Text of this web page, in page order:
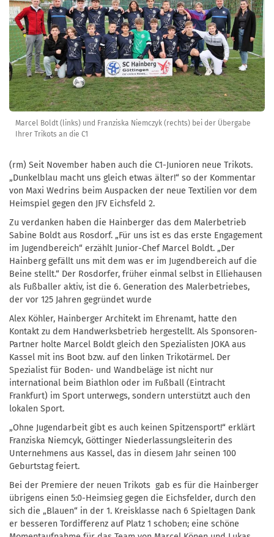
Marcel Boldt (links) und Franziska Niemczyk (rechts) bei der Übergabe
Ihrer Trikots an die C1
(rm) Seit November haben auch die C1-Junioren neue Trikots.
„Dunkelblau macht uns gleich etwas älter!“ so der Kommentar
von Maxi Wedrins beim Auspacken der neue Textilien vor dem
Heimspiel gegen den JFV Eichsfeld 2.
Zu verdanken haben die Hainberger das dem Malerbetrieb
Sabine Boldt aus Rosdorf. „Für uns ist es das erste Engagement
im Jugendbereich“ erzählt Junior-Chef Marcel Boldt. „Der
Hainberg gefällt uns mit dem was er im Jugendbereich auf die
Beine stellt.“ Der Rosdorfer, früher einmal selbst in Elliehausen
als Fußballer aktiv, ist die 6. Generation des Malerbetriebes,
der vor 125 Jahren gegründet wurde
Alex Köhler, Hainberger Architekt im Ehrenamt, hatte den
Kontakt zu dem Handwerksbetrieb hergestellt. Als Sponsoren-
Partner holte Marcel Boldt gleich den Spezialisten JOKA aus
Kassel mit ins Boot bzw. auf den linken Trikotärmel. Der
Spezialist für Boden- und Wandbeläge ist nicht nur
international beim Biathlon oder im Fußball (Eintracht
Frankfurt) im Sport unterwegs, sondern unterstützt auch den
lokalen Sport.
„Ohne Jugendarbeit gibt es auch keinen Spitzensport!“ erklärt
Franziska Niemcyk, Göttinger Niederlassungsleiterin des
Unternehmens aus Kassel, das in diesem Jahr seinen 100
Geburtstag feiert.
Bei der Premiere der neuen Trikots gab es für die Hainberger
übrigens einen 5:0-Heimsieg gegen die Eichsfelder, durch den
sich die „Blauen“ in der 1. Kreisklasse nach 6 Spieltagen Dank
er besseren Tordifferenz auf Platz 1 schoben; eine schöne